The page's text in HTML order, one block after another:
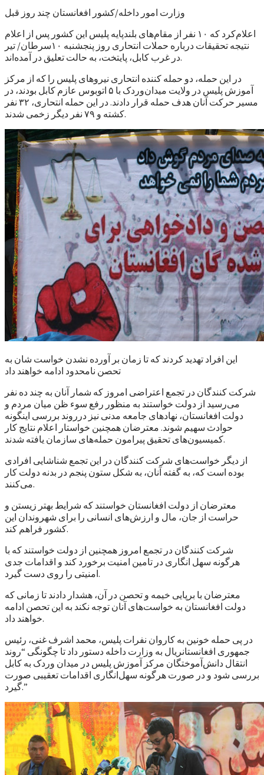
وزارت امور داخله/کشور افغانستان چند روز قبل
اعلام‌کرد که ۱۰ نفر از مقام‌های بلند‌پایه پلیس این کشور پس از اعلام
نتیجه تحقیقات درباره حملات انتحاری روز پنجشنبه ۱۰سرطان/ تیر
در غرب کابل، پایتخت، به حالت تعلیق در آمده‌اند.
در این حمله، دو حمله کننده انتحاری نیروهای پلیس را که از مرکز
آموزش پلیس در ولایت میدان‌وردک با ۵ اتوبوس عازم کابل بودند، در
مسیر حرکت آنان هدف حمله قرار دادند. در این حمله انتحاری، ۳۲ نفر
کشته و ۷۹ نفر دیگر زخمی شدند.
این افراد تهدید کردند که تا زمان بر آورده نشدن خواست شان به
تحصن نامحدود ادامه خواهند داد
شرکت کنندگان در تجمع اعتراضی امروز که شمار آنان به چند ده نفر
می‌رسید از دولت خواستند به منظور رفع سوء ظن میان مردم و
دولت افغانستان، نهادهای جامعه مدنی نیز درروند بررسی اینگونه
حوادث سهیم شوند. معترضان همچنین خواستار اعلام نتایج کار
کمیسیون‌های تحقیق پیرامون حمله‌های سازمان یافته شدند.
از دیگر خواست‌های شرکت کنندگان در این تجمع شناشایی افرادی
بوده است که، به گفته آنان، به شکل ستون پنجم در بدنه دولت کار
می‌کنند.
معترضان از دولت افغانستان خواستند که شرایط بهتر زیستن و
حراست از جان، مال و ارزش‌های انسانی را برای شهروندان این
کشور فراهم کند.
شرکت کنندگان در تجمع امروز همچنین از دولت خواستند که با
هرگونه سهل انگاری در تامین امنیت برخورد کند و اقدامات جدی
امنیتی را روی دست گیرد.
معترضان با برپایی خیمه و تحصن در آن، هشدار دادند تا زمانی که
دولت افغانستان به خواست‌های آنان توجه نکند به این تحصن ادامه
خواهند داد.
در پی حمله خونین به کاروان نفرات پلیس، محمد اشرف غنی، رئیس
جمهوری افغانستانريال به وزارت داخله دستور داد تا چگونگی “روند
انتقال دانش‌آموختگان مرکز آموزش پلیس در میدان وردک به کابل
بررسی شود و در صورت هرگونه سهل‌انگاری اقدامات تعقیبی صورت
گیرد.”